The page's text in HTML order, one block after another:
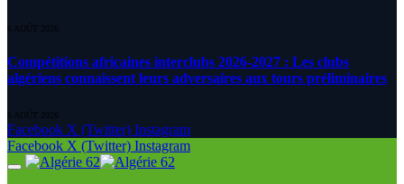
6 AOÛT 2026
Compétitions africaines interclubs 2026-2027 : Les clubs
algériens connaissent leurs adversaires aux tours préliminaires
6 AOÛT 2026
Facebook X (Twitter) Instagram
Facebook X (Twitter) Instagram